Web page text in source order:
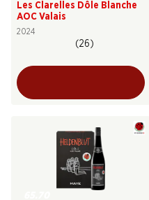
Les Clarelles Dôle Blanche
AOC Valais
2024
(26)